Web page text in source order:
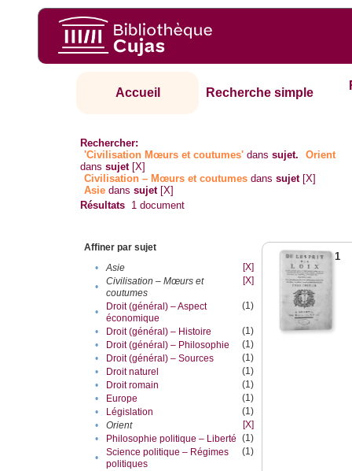
Accueil Recherche simple
Rechercher:
'Civilisation Mœurs et coutumes' danssujet.
Orient
danssujet [X]
Civilisation – Mœurs et coutumes danssujet [X]
Asie danssujet [X]
Résultats 1 document
Affiner par sujet
•
Asie
[X]
•
Civilisation – Mœurs et
coutumes
[X]
•
Droit (général) – Aspect
économique
(1)
• Droit (général) – Histoire
(1)
•
Droit (général) – Philosophie
(1)
•
Droit (général) – Sources
(1)
•
Droit naturel
(1)
•
Droit romain
(1)
•
Europe
(1)
•
Législation
(1)
•
Orient
[X]
•
Philosophie politique – Liberté (1)
•
Science politique – Régimes
politiques
(1)
1